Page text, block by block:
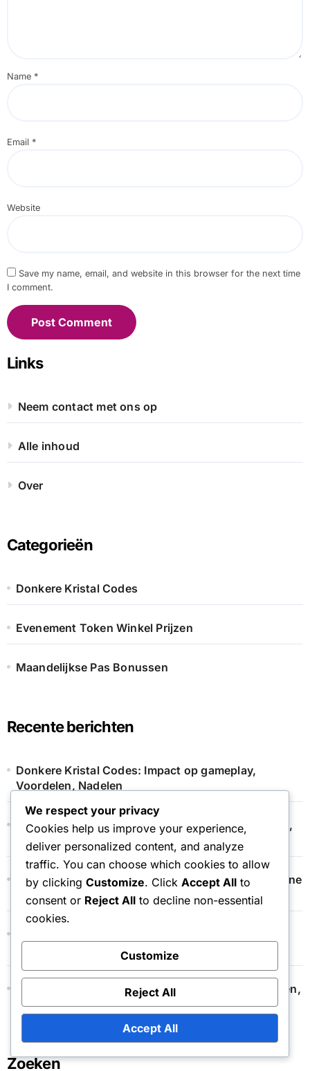
Name *
Email *
Website
Save my name, email, and website in this browser for the next time
I comment.
Links
Neem contact met ons op
Alle inhoud
Over
Categorieën
Donkere Kristal Codes
Evenement Token Winkel Prijzen
Maandelijkse Pas Bonussen
Recente berichten
Donkere Kristal Codes: Impact op gameplay,
Voordelen, Nadelen
Event Token Winkel: Veelvoorkomende Problemen,
Probleemoplossing, Ondersteuning
Maandabonnement: Veelgestelde Vragen, Algemene
Vragen, Verduidelijkingen
Accountveiligheid, Phishingrisico’s
Maandelijkse Pas Compatibiliteit: Andere Aankopen,
Stapelen, Beperkingen
Zoeken
We respect your privacy
Cookies help us improve your experience,
deliver personalized content, and analyze
traffic. You can choose which cookies to allow
by clicking Customize. Click Accept All to
consent or Reject All to decline non-essential
cookies.
Customize
Reject All
Accept All